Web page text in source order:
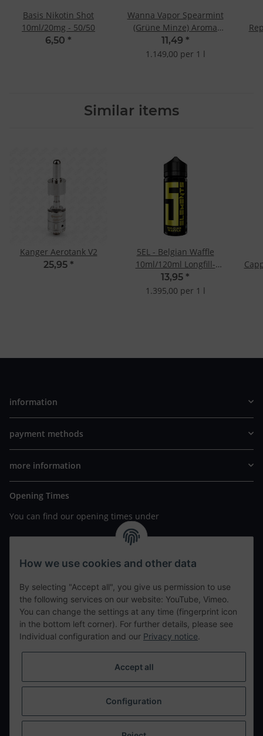
Basis Nikotin Shot
10ml/20mg - 50/50
6,50 *
Wanna Vapor Spearmint
(Grüne Minze) Aroma
10ml
11,49 *
1.149,00 per 1 l
Similar items
Kanger Aerotank V2
25,95 *
5EL - Belgian Waffle
10ml/120ml Longfill-
Aroma
13,95 *
1.395,00 per 1 l
information
payment methods
more information
Opening Times
You can find our opening times under
https://www.wannavapor.de/Filialen
your personal site
contact details
tweet
teilen
Withdraw from contract
How we use cookies and other data
By selecting "Accept all", you give us permission to use
the following services on our website: YouTube, Vimeo.
You can change the settings at any time (fingerprint icon
in the bottom left corner). For further details, please see
Individual configuration and our Privacy notice.
Accept all
Configuration